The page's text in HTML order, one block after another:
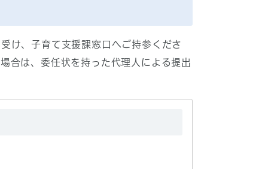
け、子育て支援課窓口へご持参くださ
合は、委任状を持った代理人による提出